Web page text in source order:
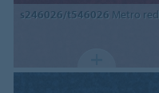
s246026/t546026 Metro red